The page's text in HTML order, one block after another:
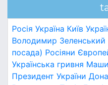
Росія Україна Київ
Володимир Зеленський
посада) Росіяни
Українська гривня
Президент України